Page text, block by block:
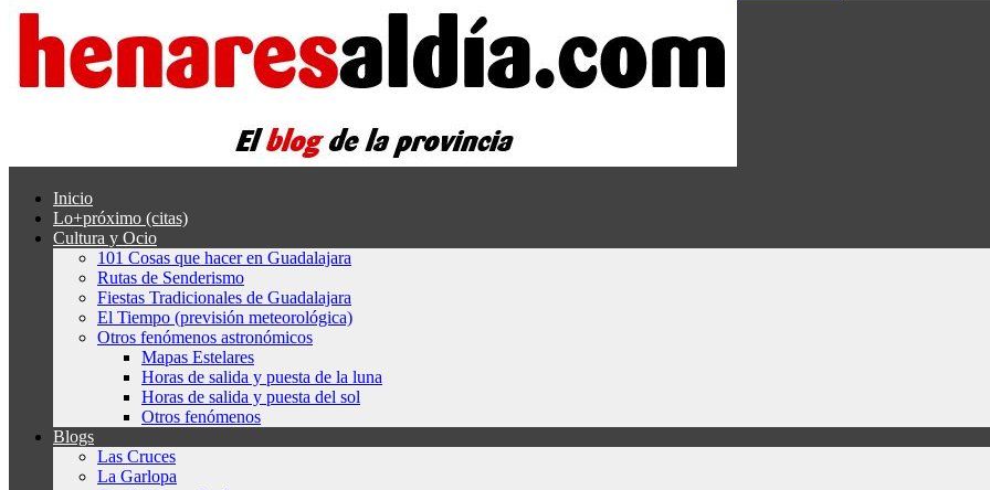
Inicio
Lo+próximo (citas)
Cultura y Ocio
101 Cosas que hacer en Guadalajara
Rutas de Senderismo
Fiestas Tradicionales de Guadalajara
El Tiempo (previsión meteorológica)
Otros fenómenos astronómicos
Mapas Estelares
Horas de salida y puesta de la luna
Horas de salida y puesta del sol
Otros fenómenos
Blogs
Las Cruces
La Garlopa